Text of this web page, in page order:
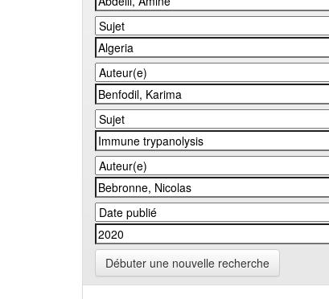
Débuter une nouvelle recherche